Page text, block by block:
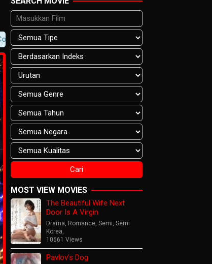
Player Notification.
MOST VIEW MOVIES
The Beautiful Wife Next
Door Is A Virgin
Drama Romance Semi Semi
Korea
10661 Views
Pavlov’s Dog